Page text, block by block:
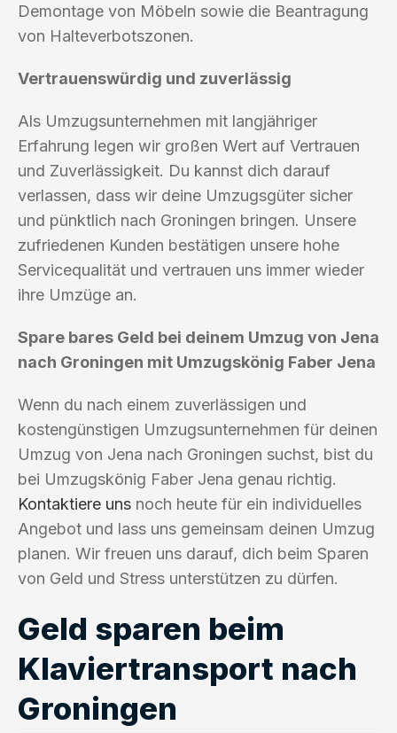
Demontage von Möbeln sowie die Beantragung
von Halteverbotszonen.
Vertrauenswürdig und zuverlässig
Als Umzugsunternehmen mit langjähriger
Erfahrung legen wir großen Wert auf Vertrauen
und Zuverlässigkeit. Du kannst dich darauf
verlassen, dass wir deine Umzugsgüter sicher
und pünktlich nach Groningen bringen. Unsere
zufriedenen Kunden bestätigen unsere hohe
Servicequalität und vertrauen uns immer wieder
ihre Umzüge an.
Spare bares Geld bei deinem Umzug von Jena
nach Groningen mit Umzugskönig Faber Jena
Wenn du nach einem zuverlässigen und
kostengünstigen Umzugsunternehmen für deinen
Umzug von Jena nach Groningen suchst, bist du
bei Umzugskönig Faber Jena genau richtig.
Kontaktiere uns noch heute für ein individuelles
Angebot und lass uns gemeinsam deinen Umzug
planen. Wir freuen uns darauf, dich beim Sparen
von Geld und Stress unterstützen zu dürfen.
Geld sparen beim
Klaviertransport nach
Groningen